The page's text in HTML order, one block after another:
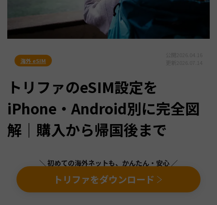
海外 eSIM
トリファのeSIM設定を
iPhone・Android別に完全図
解｜購入から帰国後まで
＼ 初めての海外ネットも、かんたん・安心 ／
トリファをダウンロード